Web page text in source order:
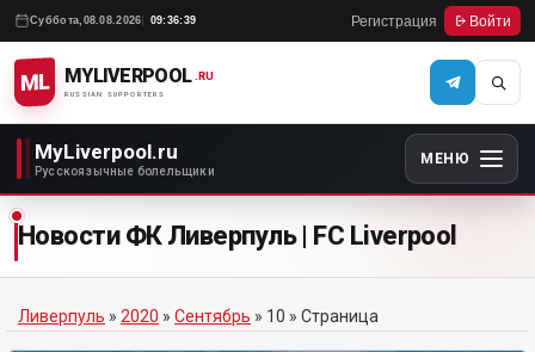
Суббота, 08.08.2026 09:36:39 Регистрация Войти
ML MYLIVERPOOL
RUSSIAN SUPPORTERS
.RU
MyLiverpool.ru
Русскоязычные болельщики
МЕНЮ
Новости ФК Ливерпуль | FC Liverpool
Ливерпуль » 2020 » Сентябрь » 10 » Страница